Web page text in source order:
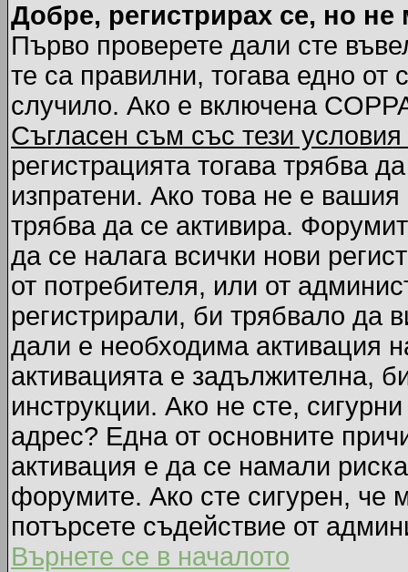
Добре, регистрирах се, но не
Първо проверете дали сте
те са правилни, тогава едно
случило. Ако е включена
Съгласен съм със тези
регистрацията тогава трябва
изпратени. Ако това не е
трябва да се активира.
да се налага всички нови
от потребителя, или от
регистрирали, би трябвало да
дали е необходима активация
активацията е задължителна,
инструкции. Ако не сте,
адрес? Една от основните
активация е да се намали
форумите. Ако сте сигурен, че
потърсете съдействие от
Върнете се в началото